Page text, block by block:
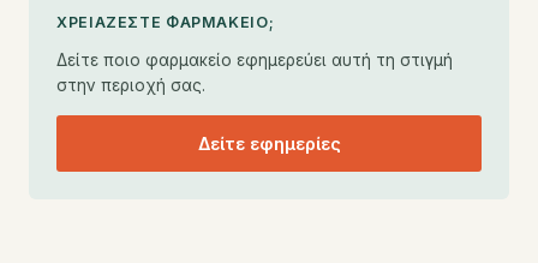
ΧΡΕΙΆΖΕΣΤΕ ΦΑΡΜΑΚΕΊΟ;
Δείτε ποιο φαρμακείο εφημερεύει αυτή τη στιγμή
στην περιοχή σας.
Δείτε εφημερίες